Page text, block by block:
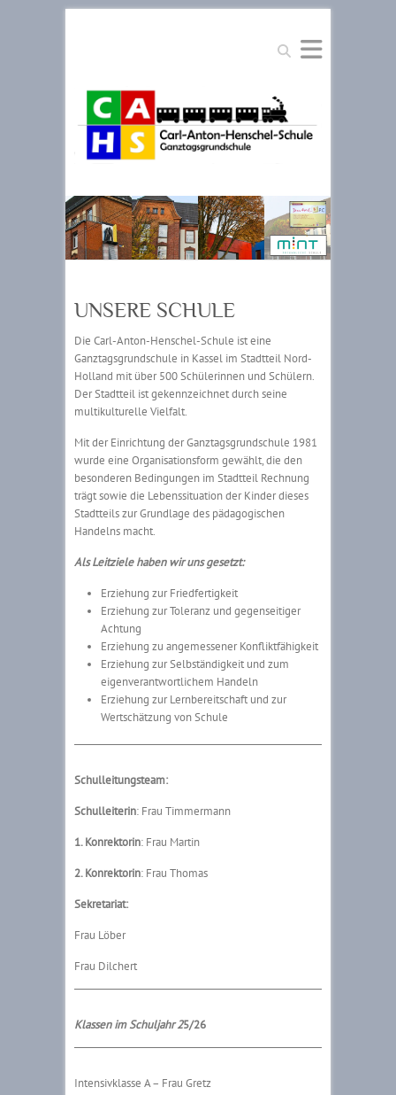
Suche
UNSERE SCHULE
Die Carl-Anton-Henschel-Schule ist eine
Ganztagsgrundschule in Kassel im Stadtteil Nord-
Holland mit über 500 Schülerinnen und Schülern.
Der Stadtteil ist gekennzeichnet durch seine
multikulturelle Vielfalt.
Mit der Einrichtung der Ganztagsgrundschule 1981
wurde eine Organisationsform gewählt, die den
besonderen Bedingungen im Stadtteil Rechnung
trägt sowie die Lebenssituation der Kinder dieses
Stadtteils zur Grundlage des pädagogischen
Handelns macht.
Als Leitziele haben wir uns gesetzt:
Erziehung zur Friedfertigkeit
Erziehung zur Toleranz und gegenseitiger
Achtung
Erziehung zu angemessener Konfliktfähigkeit
Erziehung zur Selbständigkeit und zum
eigenverantwortlichem Handeln
Erziehung zur Lernbereitschaft und zur
Wertschätzung von Schule
Schulleitungsteam:
Schulleiterin: Frau Timmermann
1. Konrektorin: Frau Martin
2. Konrektorin: Frau Thomas
Sekretariat:
Frau Löber
Frau Dilchert
Klassen im Schuljahr 25/26
Intensivklasse A – Frau Gretz